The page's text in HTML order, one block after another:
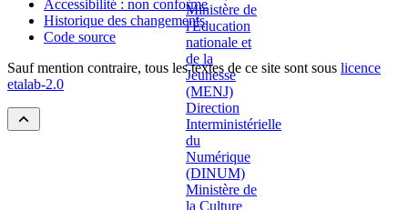
Accessibilité : non conforme
Historique des changements
Code source
Sauf mention contraire, tous les textes de ce site sont sous licence
etalab-2.0